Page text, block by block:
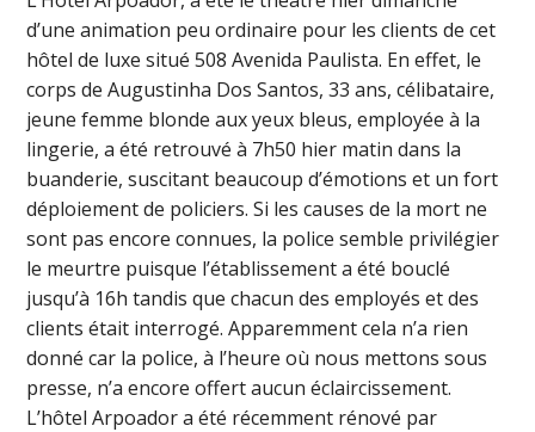
d’une animation peu ordinaire pour les clients de cet
hôtel de luxe situé 508 Avenida Paulista. En effet, le
corps de Augustinha Dos Santos, 33 ans, célibataire,
jeune femme blonde aux yeux bleus, employée à la
lingerie, a été retrouvé à 7h50 hier matin dans la
buanderie, suscitant beaucoup d’émotions et un fort
déploiement de policiers. Si les causes de la mort ne
sont pas encore connues, la police semble privilégier
le meurtre puisque l’établissement a été bouclé
jusqu’à 16h tandis que chacun des employés et des
clients était interrogé. Apparemment cela n’a rien
donné car la police, à l’heure où nous mettons sous
presse, n’a encore offert aucun éclaircissement.
L’hôtel Arpoador a été récemment rénové par